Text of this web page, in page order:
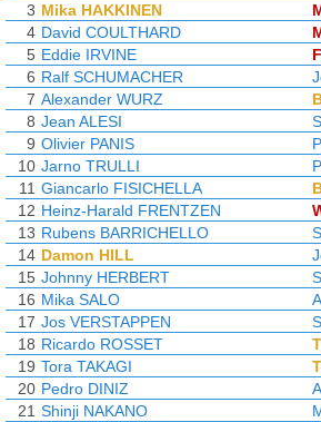
3 Mika HAKKINEN
4 David COULTHARD
5 Eddie IRVINE
6 Ralf SCHUMACHER
7 Alexander WURZ
8 Jean ALESI
9 Olivier PANIS
10 Jarno TRULLI
11 Giancarlo FISICHELLA
12 Heinz-Harald FRENTZEN
13 Rubens BARRICHELLO
14 Damon HILL
15 Johnny HERBERT
16 Mika SALO
17 Jos VERSTAPPEN
18 Ricardo ROSSET
19 Tora TAKAGI
20 Pedro DINIZ
21 Shinji NAKANO